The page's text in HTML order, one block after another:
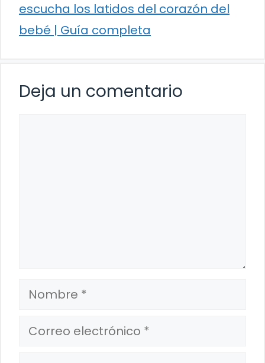
escucha los latidos del corazón del
bebé | Guía completa
Deja un comentario
Nombre
Correo
electrónico